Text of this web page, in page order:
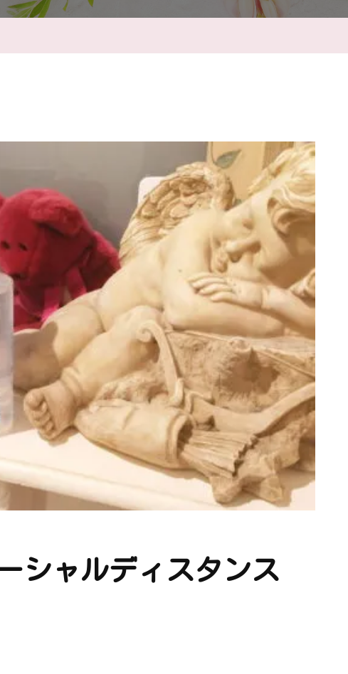
シャルディスタンス